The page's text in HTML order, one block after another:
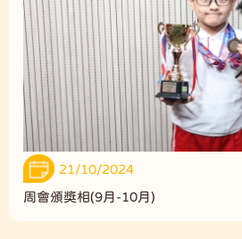
21/10/2024
周會頒獎相(9月-10月)